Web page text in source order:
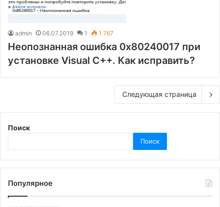
admin 06.07.2019 1 1 767
Неопознанная ошибка 0x80240017 при
установке Visual C++. Как исправить?
Следующая страница
Поиск
Поиск
Популярное